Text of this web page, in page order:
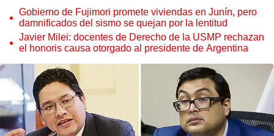
Gobierno de Fujimori promete viviendas en Junín, pero
damnificados del sismo se quejan por la lentitud
Javier Milei: docentes de Derecho de la USMP rechazan
el honoris causa otorgado al presidente de Argentina